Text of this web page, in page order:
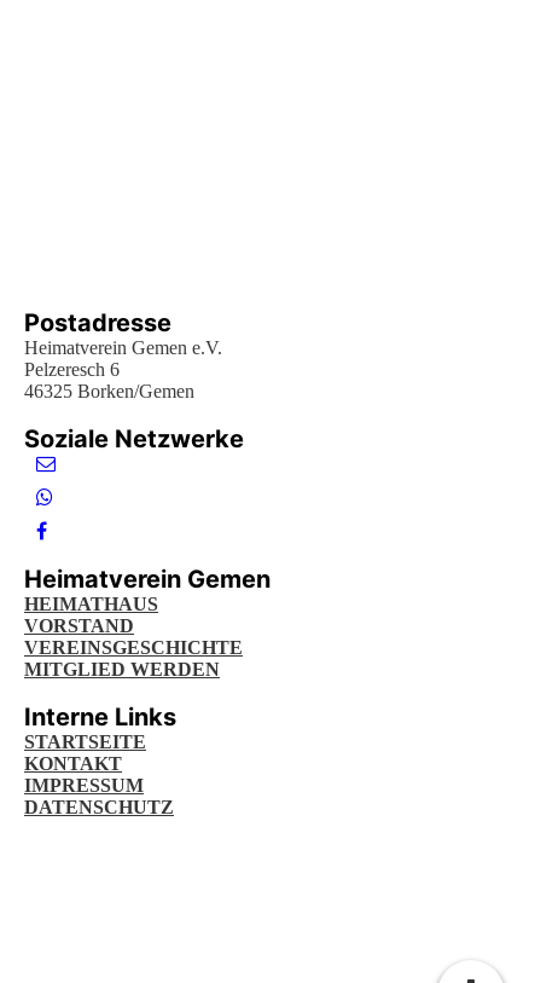
Postadresse
Heimatverein Gemen e.V.
Pelzeresch 6
46325 Borken/Gemen
Soziale Netzwerke
Heimatverein Gemen
HEIMATHAUS
VORSTAND
VEREINSGESCHICHTE
MITGLIED WERDEN
Interne Links
STARTSEITE
KONTAKT
IMPRESSUM
DATENSCHUTZ